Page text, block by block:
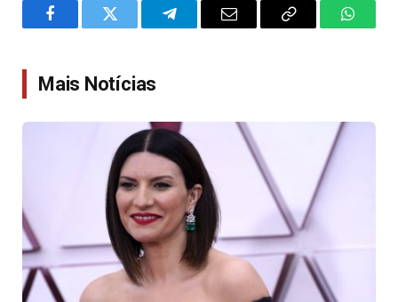
FacebookTwitter TelegramEmail
Copy
Mais Notícias